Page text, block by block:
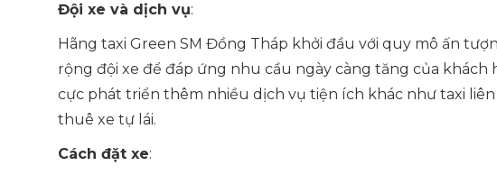
Đội xe và dịch vụ:
Hãng taxi Green SM Đồng Tháp khởi đầu với quy mô ấn
rộng đội xe để đáp ứng nhu cầu ngày càng tăng của khách
cực phát triển thêm nhiều dịch vụ tiện ích khác như taxi
thuê xe tự lái.
Cách đặt xe: